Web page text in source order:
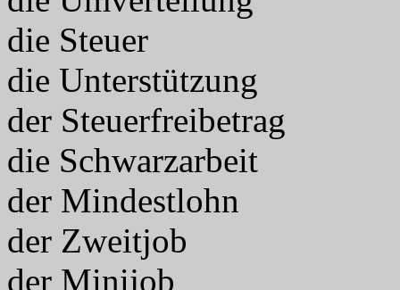
die Steuer
die Unterstützung
der Steuerfreibetrag
die Schwarzarbeit
der Mindestlohn
der Zweitjob
der Minijob